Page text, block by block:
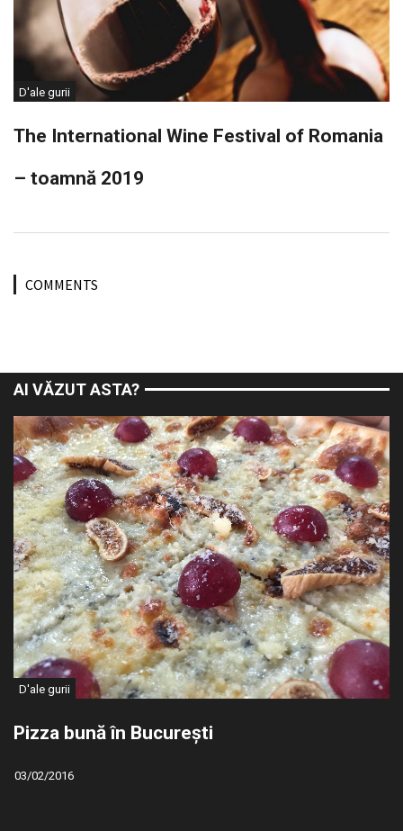
D'ale gurii
The International Wine Festival of Romania
– toamnă 2019
COMMENTS
AI VĂZUT ASTA?
D'ale gurii
Pizza bună în București
03/02/2016